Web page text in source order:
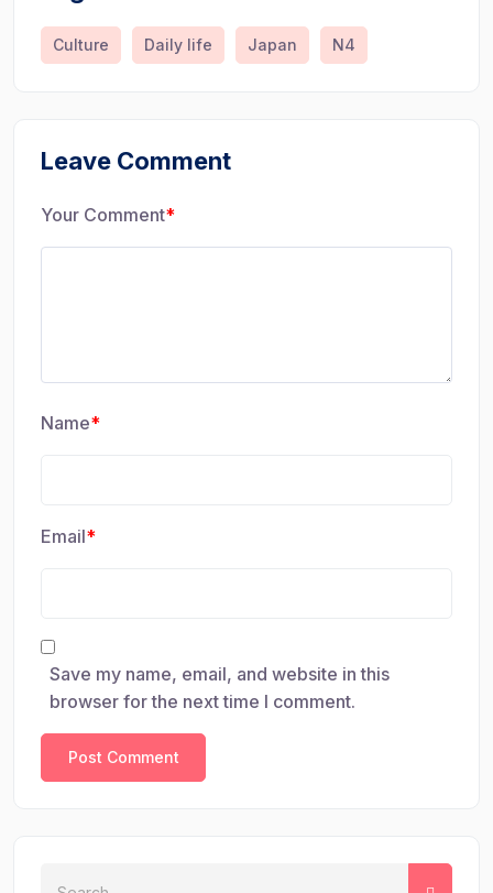
Culture Daily life Japan N4
Leave Comment
Your Comment*
Name*
Email*
Save my name, email, and website in this
browser for the next time I comment.